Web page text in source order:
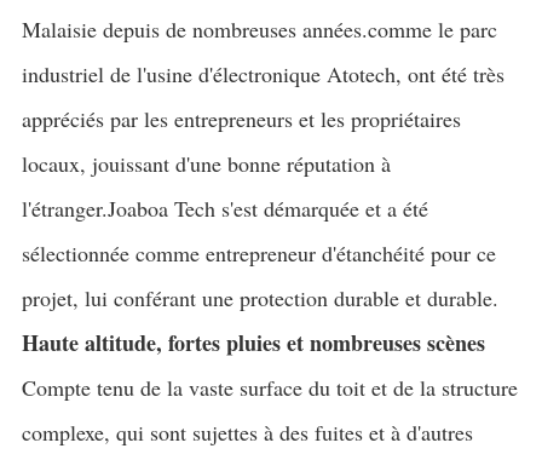
Malaisie depuis de nombreuses années.comme le parc
industriel de l'usine d'électronique Atotech, ont été très
appréciés par les entrepreneurs et les propriétaires
locaux, jouissant d'une bonne réputation à
l'étranger.Joaboa Tech s'est démarquée et a été
sélectionnée comme entrepreneur d'étanchéité pour ce
projet, lui conférant une protection durable et durable.
Haute altitude, fortes pluies et nombreuses scènes
Compte tenu de la vaste surface du toit et de la structure
complexe, qui sont sujettes à des fuites et à d'autres